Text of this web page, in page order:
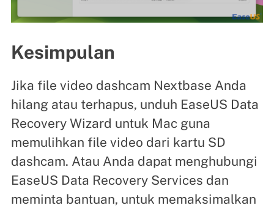
Kesimpulan
Jika file video dashcam Nextbase Anda
hilang atau terhapus, unduh EaseUS Data
Recovery Wizard untuk Mac guna
memulihkan file video dari kartu SD
dashcam. Atau Anda dapat menghubungi
EaseUS Data Recovery Services dan
meminta bantuan, untuk memaksimalkan